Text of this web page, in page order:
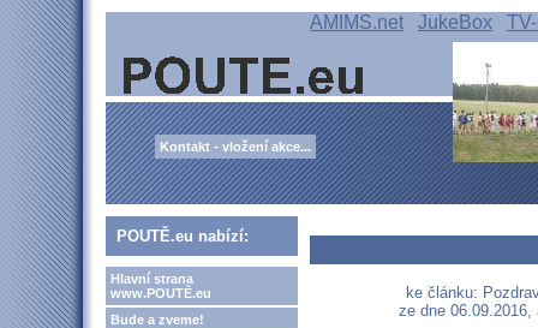
AMIMS.net JukeBox
Kontakt - vložení akce...
POUTĚ.eu nabízí:
Hlavní strana
www.POUTĚ.eu
Bude a zveme!
ke článku:
ze dne